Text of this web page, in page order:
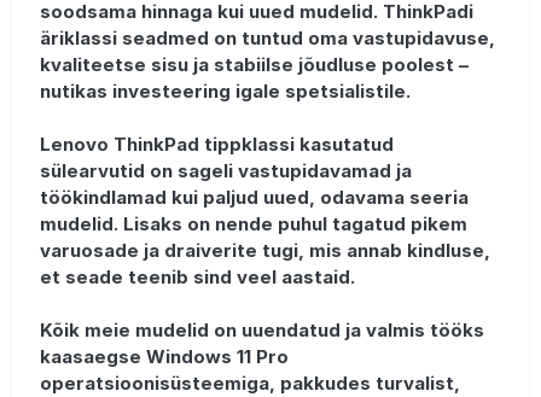
soodsama hinnaga kui uued mudelid. ThinkPadi
äriklassi seadmed on tuntud oma vastupidavuse,
kvaliteetse sisu ja stabiilse jõudluse poolest –
nutikas investeering igale spetsialistile.
Lenovo ThinkPad tippklassi kasutatud
sülearvutid on sageli vastupidavamad ja
töökindlamad kui paljud uued, odavama seeria
mudelid. Lisaks on nende puhul tagatud pikem
varuosade ja draiverite tugi, mis annab kindluse,
et seade teenib sind veel aastaid.
Kõik meie mudelid on uuendatud ja valmis tööks
kaasaegse Windows 11 Pro
operatsioonisüsteemiga, pakkudes turvalist,